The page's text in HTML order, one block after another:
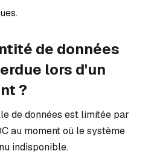
de données
lors d'un
?
de données est limitée par
au moment où le système
indisponible.